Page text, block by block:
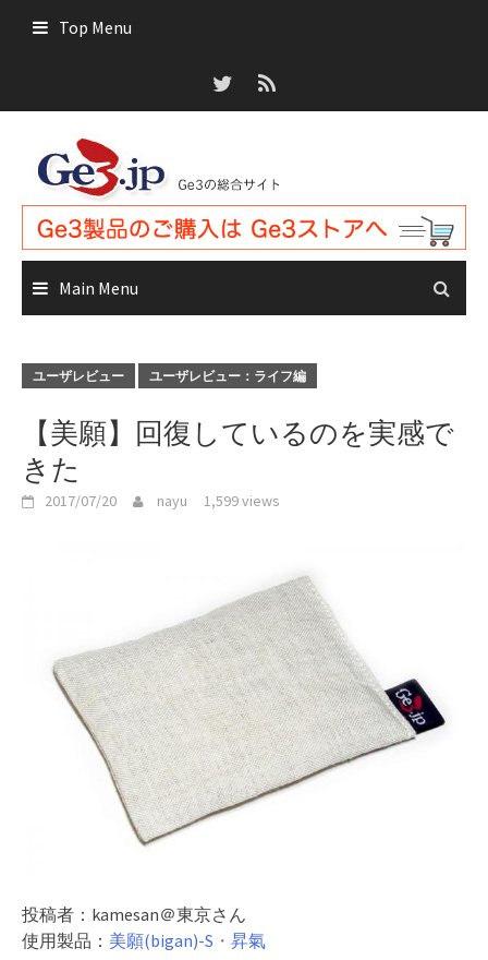
Top Menu
Main Menu
ユーザレビュー ユーザレビュー：ライフ編
【美願】回復しているのを実感で
きた
2017/07/20 nayu 1,599 views
投稿者：kamesan＠東京さん
使用製品： 美願(bigan)-S ・ 昇氣